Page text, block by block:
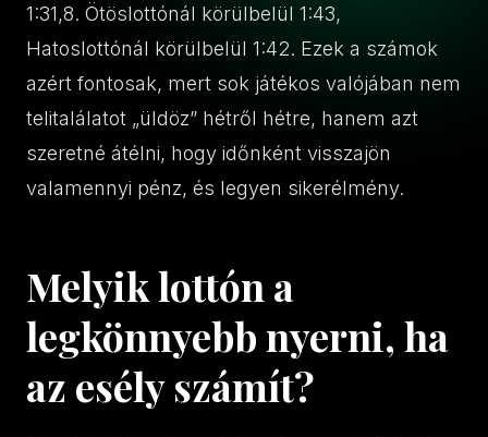
1:31,8. Ötöslottónál körülbelül 1:43,
Hatoslottónál körülbelül 1:42. Ezek a számok
azért fontosak, mert sok játékos valójában nem
telitalálatot „üldöz” hétről hétre, hanem azt
szeretné átélni, hogy időnként visszajön
valamennyi pénz, és legyen sikerélmény.
Melyik lottón a
legkönnyebb nyerni, ha
az esély számít?